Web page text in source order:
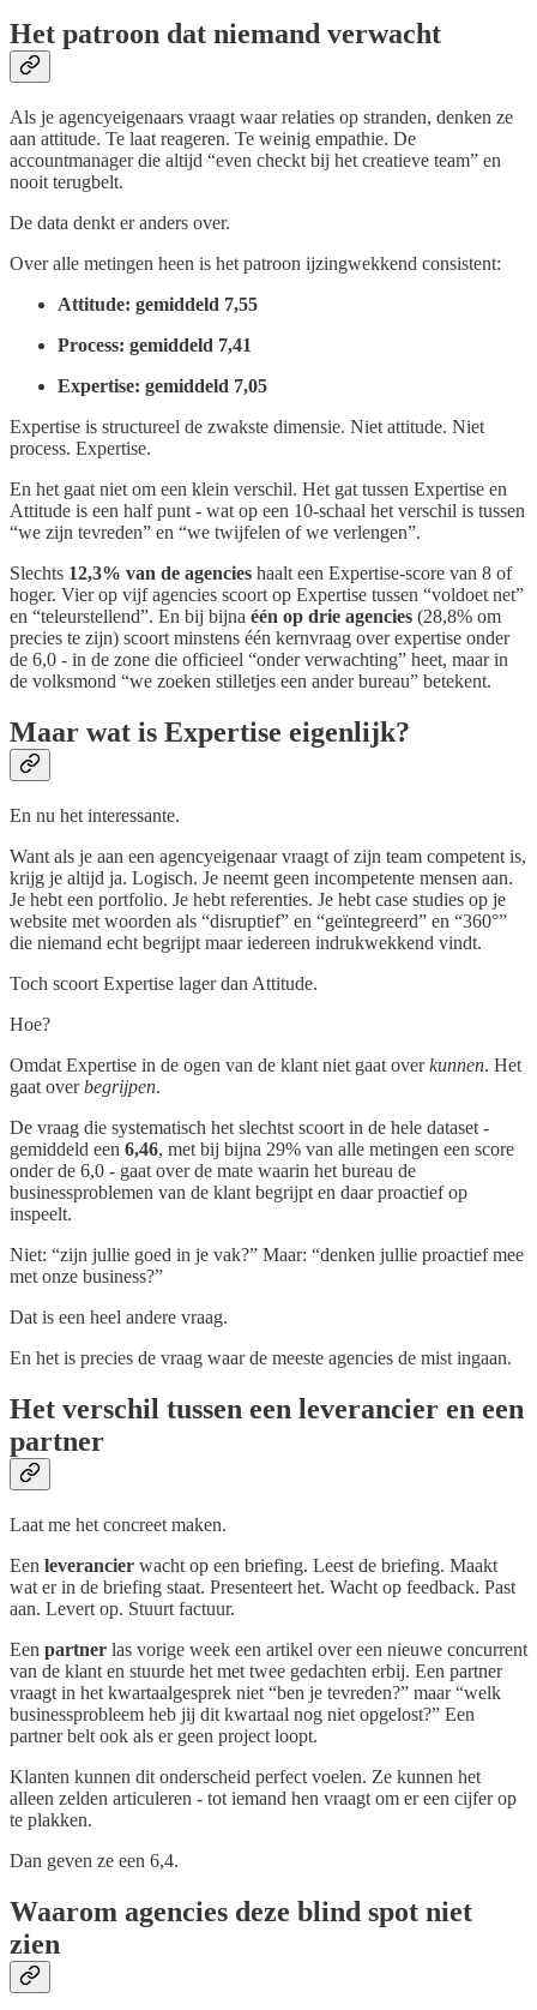
Het patroon dat niemand verwacht
Als je agencyeigenaars vraagt waar relaties op stranden, denken ze
aan attitude. Te laat reageren. Te weinig empathie. De
accountmanager die altijd “even checkt bij het creatieve team” en
nooit terugbelt.
De data denkt er anders over.
Over alle metingen heen is het patroon ijzingwekkend consistent:
Attitude: gemiddeld 7,55
Process: gemiddeld 7,41
Expertise: gemiddeld 7,05
Expertise is structureel de zwakste dimensie. Niet attitude. Niet
process. Expertise.
En het gaat niet om een klein verschil. Het gat tussen Expertise en
Attitude is een half punt - wat op een 10-schaal het verschil is tussen
“we zijn tevreden” en “we twijfelen of we verlengen”.
Slechts 12,3% van de agencies haalt een Expertise-score van 8 of
hoger. Vier op vijf agencies scoort op Expertise tussen “voldoet net”
en “teleurstellend”. En bij bijna één op drie agencies (28,8% om
precies te zijn) scoort minstens één kernvraag over expertise onder
de 6,0 - in de zone die officieel “onder verwachting” heet, maar in
de volksmond “we zoeken stilletjes een ander bureau” betekent.
Maar wat is Expertise eigenlijk?
En nu het interessante.
Want als je aan een agencyeigenaar vraagt of zijn team competent is,
krijg je altijd ja. Logisch. Je neemt geen incompetente mensen aan.
Je hebt een portfolio. Je hebt referenties. Je hebt case studies op je
website met woorden als “disruptief” en “geïntegreerd” en “360°”
die niemand echt begrijpt maar iedereen indrukwekkend vindt.
Toch scoort Expertise lager dan Attitude.
Hoe?
Omdat Expertise in de ogen van de klant niet gaat overkunnen. Het
gaat overbegrijpen.
De vraag die systematisch het slechtst scoort in de hele dataset -
gemiddeld een 6,46, met bij bijna 29% van alle metingen een score
onder de 6,0 - gaat over de mate waarin het bureau de
businessproblemen van de klant begrijpt en daar proactief op
inspeelt.
Niet: “zijn jullie goed in je vak?” Maar: “denken jullie proactief mee
met onze business?”
Dat is een heel andere vraag.
En het is precies de vraag waar de meeste agencies de mist ingaan.
Het verschil tussen een leverancier en een
partner
Laat me het concreet maken.
Een leverancier wacht op een briefing. Leest de briefing. Maakt
wat er in de briefing staat. Presenteert het. Wacht op feedback. Past
aan. Levert op. Stuurt factuur.
Een partner las vorige week een artikel over een nieuwe concurrent
van de klant en stuurde het met twee gedachten erbij. Een partner
vraagt in het kwartaalgesprek niet “ben je tevreden?” maar “welk
businessprobleem heb jij dit kwartaal nog niet opgelost?” Een
partner belt ook als er geen project loopt.
Klanten kunnen dit onderscheid perfect voelen. Ze kunnen het
alleen zelden articuleren - tot iemand hen vraagt om er een cijfer op
te plakken.
Dan geven ze een 6,4.
Waarom agencies deze blind spot niet
zien